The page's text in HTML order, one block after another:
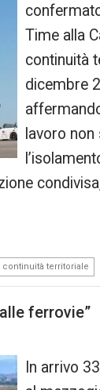
Time alla
continuità
dicembre
lavoro non
continuità territoriale
ferrovie”
In arrivo